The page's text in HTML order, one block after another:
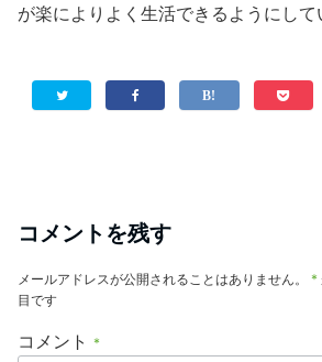
が楽によりよく生活できるようにして
コメントを残す
メールアドレスが公開されることはありません。 *
目です
コメント *